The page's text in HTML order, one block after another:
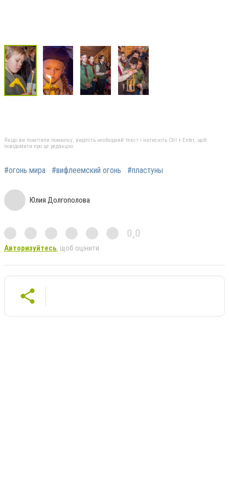
Якщо ви помітили помилку, виділіть необхідний текст і натисніть Ctrl + Enter, щоб
повідомити про це редакцію
#огонь мира #вифлеемский огонь #пластуны
Юлия Долгополова
0,0
Авторизуйтесь, щоб оцінити